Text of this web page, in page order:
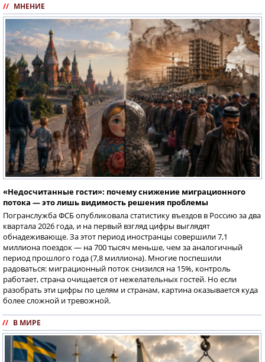
// МНЕНИЕ
«Недосчитанные гости»: почему снижение миграционного
потока — это лишь видимость решения проблемы
Погранслужба ФСБ опубликовала статистику въездов в Россию за два
квартала 2026 года, и на первый взгляд цифры выглядят
обнадеживающе. За этот период иностранцы совершили 7,1
миллиона поездок — на 700 тысяч меньше, чем за аналогичный
период прошлого года (7,8 миллиона). Многие поспешили
радоваться: миграционный поток снизился на 15%, контроль
работает, страна очищается от нежелательных гостей. Но если
разобрать эти цифры по целям и странам, картина оказывается куда
более сложной и тревожной.
// В МИРЕ